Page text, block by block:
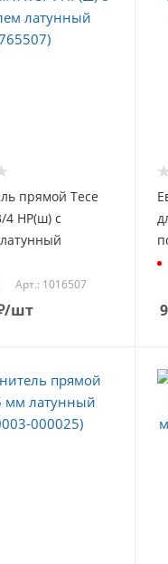
прямой Tece
4 НР(ш) с
Арт.: 1016507
/шт